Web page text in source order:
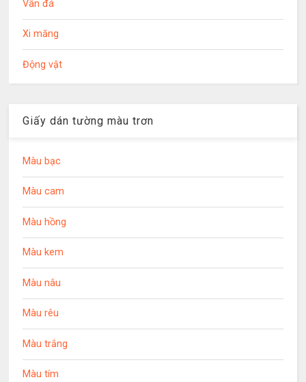
Vân đá
Xi măng
Động vật
Giấy dán tường màu trơn
Màu bạc
Màu cam
Màu hồng
Màu kem
Màu nâu
Màu rêu
Màu trắng
Màu tím